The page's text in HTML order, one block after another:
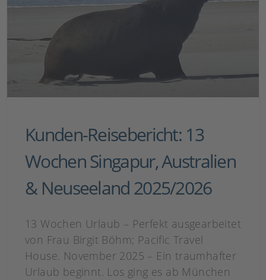
Kunden-Reisebericht: 13
Wochen Singapur, Australien
& Neuseeland 2025/2026
13 Wochen Urlaub – Perfekt ausgearbeitet
von Frau Birgit Böhm; Pacific Travel
House. November 2025 – Ein traumhafter
Urlaub beginnt. Los ging es ab München